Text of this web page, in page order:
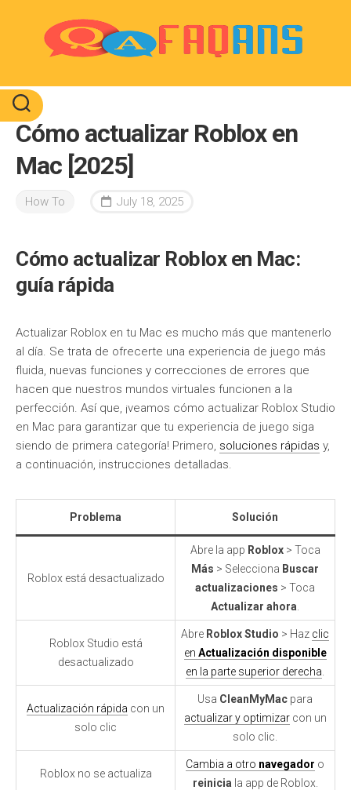
Cómo actualizar Roblox en
Mac [2025]
How To July 18, 2025
Cómo actualizar Roblox en Mac:
guía rápida
Actualizar Roblox en tu Mac es mucho más que mantenerlo
al día. Se trata de ofrecerte una experiencia de juego más
fluida, nuevas funciones y correcciones de errores que
hacen que nuestros mundos virtuales funcionen a la
perfección. Así que, ¡veamos cómo actualizar Roblox Studio
en Mac para garantizar que tu experiencia de juego siga
siendo de primera categoría! Primero, soluciones rápidas y,
a continuación, instrucciones detalladas.
Problema Solución
Roblox está desactualizado
Abre la app Roblox> Toca
Más > Selecciona Buscar
actualizaciones > Toca
Actualizar ahora
Roblox Studio está
desactualizado
Abre Roblox Studio > Haz clic
en Actualización disponible
en la parte superior derecha
Actualización rápida con un
solo clic
Usa CleanMyMac para
actualizar y optimizarcon un
solo clic.
Roblox no se actualiza
Cambia a otro navegador o
reinicia la app de Roblox.